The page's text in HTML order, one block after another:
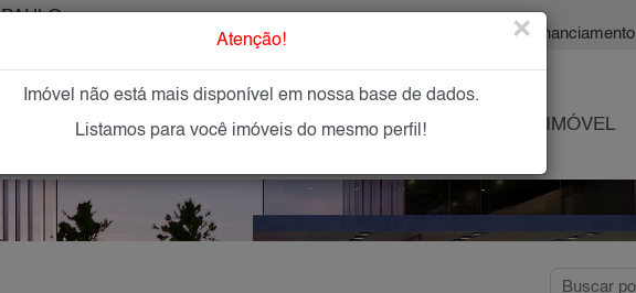
| Financiamento
IMÓVEIS NOVOS IMOBILIÁRIAS OFEREÇA SEU IMÓVEL
Atenção! ×
Imóvel não está mais disponível em nossa base de dados.
Listamos para você imóveis do mesmo perfil!